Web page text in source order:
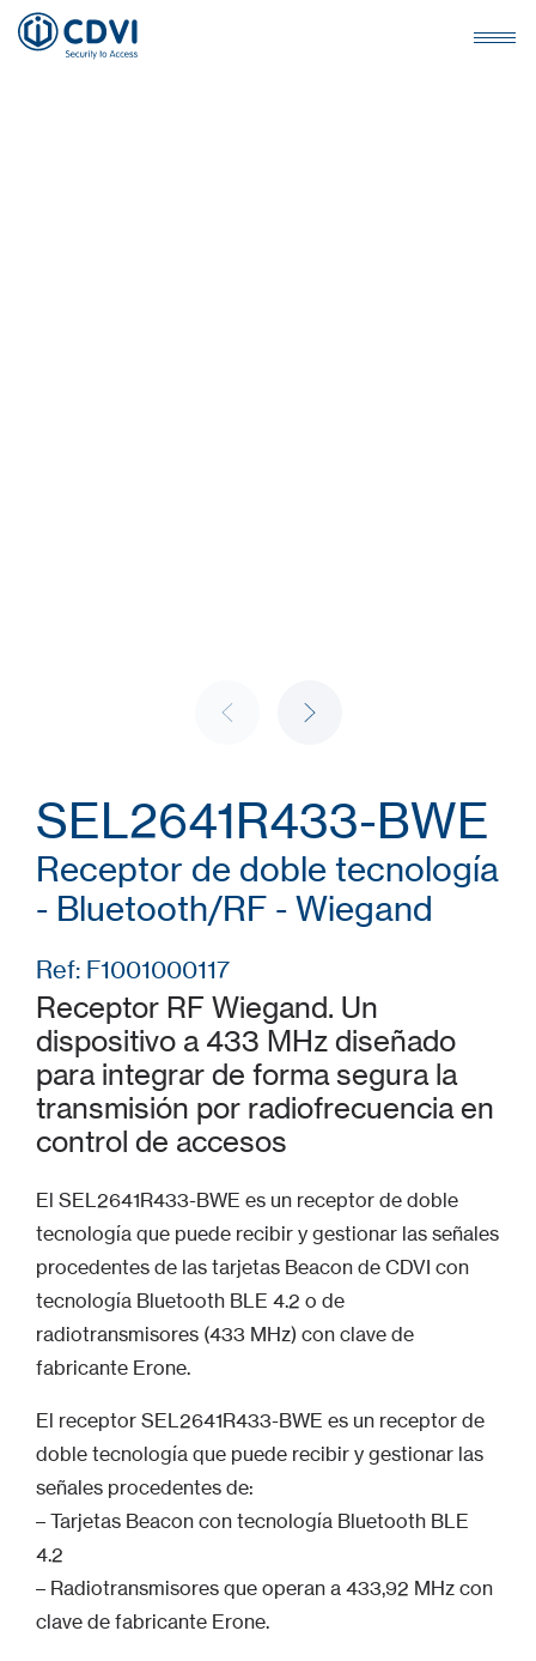
SEL2641R433-BWE
Receptor de doble tecnología
- Bluetooth/RF - Wiegand
Ref: F1001000117
Receptor RF Wiegand. Un
dispositivo a 433 MHz diseñado
para integrar de forma segura la
transmisión por radiofrecuencia en
control de accesos
El SEL2641R433-BWE es un receptor de doble
tecnología que puede recibir y gestionar las señales
procedentes de las tarjetas Beacon de CDVI con
tecnología Bluetooth BLE 4.2 o de
radiotransmisores (433 MHz) con clave de
fabricante Erone.
El receptor SEL2641R433-BWE es un receptor de
doble tecnología que puede recibir y gestionar las
señales procedentes de:
– Tarjetas Beacon con tecnología Bluetooth BLE
4.2
– Radiotransmisores que operan a 433,92 MHz con
clave de fabricante Erone.